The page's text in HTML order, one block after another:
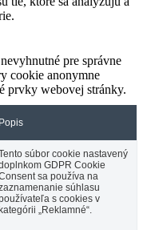
pre správne
cookie anonymne
prvky webovej stránky.
Popis
súbor cookie nastavený
GDPR Cookie
sa používa na
súhlasu
s cookies v
„Reklamné“.